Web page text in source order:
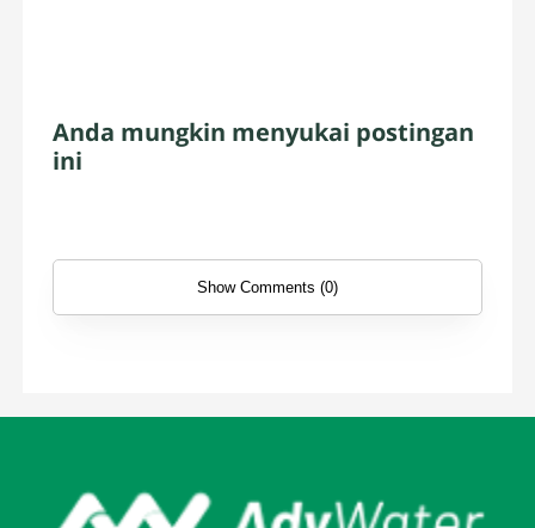
Anda mungkin menyukai postingan
ini
Show Comments (0)